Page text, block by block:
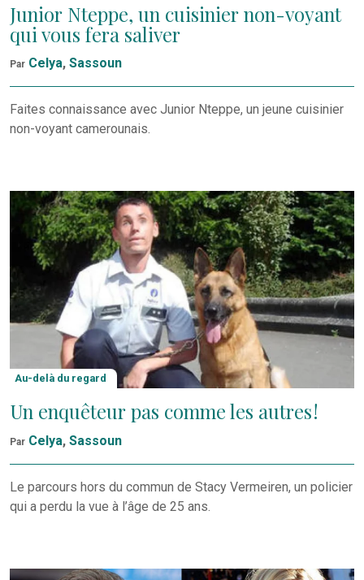
Junior Nteppe, un cuisinier non-voyant
qui vous fera saliver
Par Celya, Sassoun
Faites connaissance avec Junior Nteppe, un jeune cuisinier
non-voyant camerounais.
Au-delà du regard
Un enquêteur pas comme les autres !
Par Celya, Sassoun
Le parcours hors du commun de Stacy Vermeiren, un policier
qui a perdu la vue à l’âge de 25 ans.